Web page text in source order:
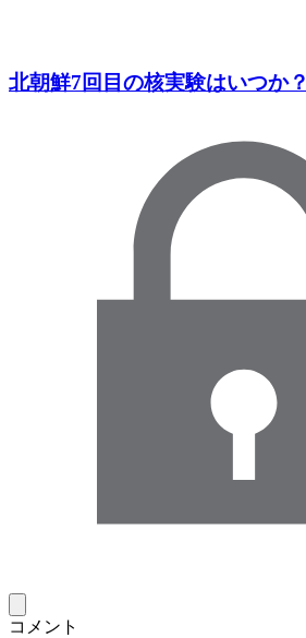
北朝鮮7回目の核実験はいつか？
コメント